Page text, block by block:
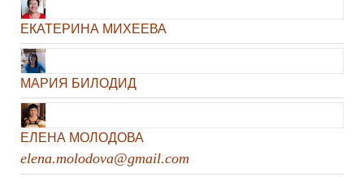
ЕКАТЕРИНА МИХЕЕВА
МАРИЯ БИЛОДИД
ЕЛЕНА МОЛОДОВА
elena.molodova@gmail.com